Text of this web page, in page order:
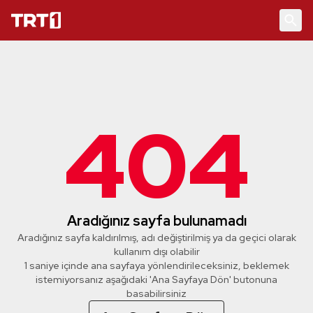
404
Aradığınız sayfa bulunamadı
Aradığınız sayfa kaldırılmış, adı değiştirilmiş ya da geçici olarak
kullanım dışı olabilir
1 saniye içinde ana sayfaya yönlendirileceksiniz, beklemek
istemiyorsanız aşağıdaki 'Ana Sayfaya Dön' butonuna
basabilirsiniz